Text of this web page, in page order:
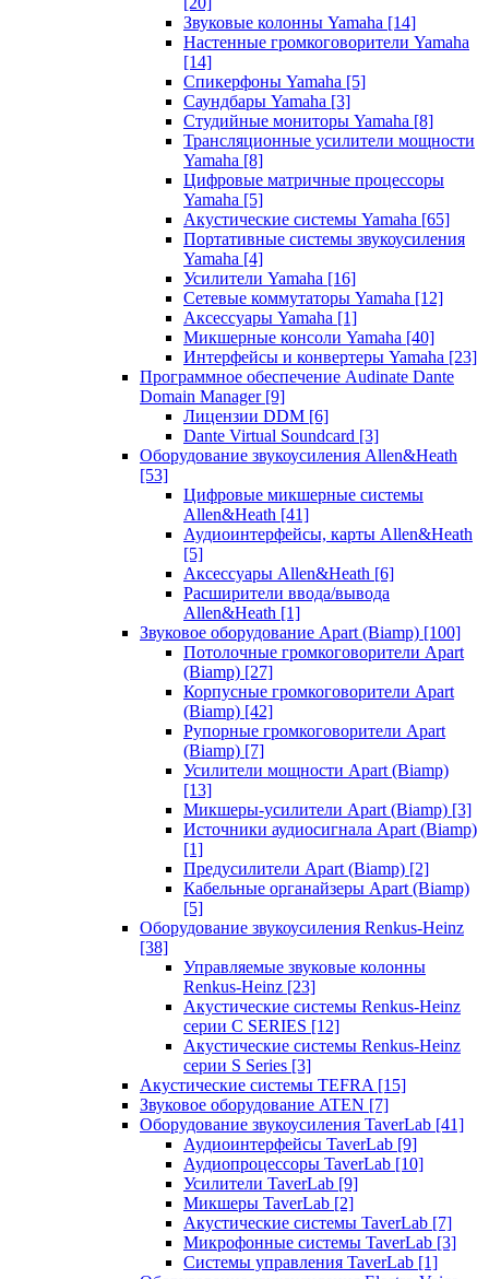
Звуковые колонны Yamaha [14]
Настенные громкоговорители Yamaha
[14]
Спикерфоны Yamaha [5]
Саундбары Yamaha [3]
Студийные мониторы Yamaha [8]
Трансляционные усилители мощности
Yamaha [8]
Цифровые матричные процессоры
Yamaha [5]
Акустические системы Yamaha [65]
Портативные системы звукоусиления
Yamaha [4]
Усилители Yamaha [16]
Сетевые коммутаторы Yamaha [12]
Аксессуары Yamaha [1]
Микшерные консоли Yamaha [40]
Интерфейсы и конвертеры Yamaha [23]
Программное обеспечение Audinate Dante
Domain Manager [9]
Лицензии DDM [6]
Dante Virtual Soundcard [3]
Оборудование звукоусиления Allen&Heath
[53]
Цифровые микшерные системы
Allen&Heath [41]
Аудиоинтерфейсы, карты Allen&Heath
[5]
Аксессуары Allen&Heath [6]
Расширители ввода/вывода
Allen&Heath [1]
Звуковое оборудование Apart (Biamp) [100]
Потолочные громкоговорители Apart
(Biamp) [27]
Корпусные громкоговорители Apart
(Biamp) [42]
Рупорные громкоговорители Apart
(Biamp) [7]
Усилители мощности Apart (Biamp)
[13]
Микшеры-усилители Apart (Biamp) [3]
Источники аудиосигнала Apart (Biamp)
[1]
Предусилители Apart (Biamp) [2]
Кабельные органайзеры Apart (Biamp)
[5]
Оборудование звукоусиления Renkus-Heinz
[38]
Управляемые звуковые колонны
Renkus-Heinz [23]
Акустические системы Renkus-Heinz
серии C SERIES [12]
Акустические системы Renkus-Heinz
серии S Series [3]
Акустические системы TEFRA [15]
Звуковое оборудование ATEN [7]
Оборудование звукоусиления TaverLab [41]
Аудиоинтерфейсы TaverLab [9]
Аудиопроцессоры TaverLab [10]
Усилители TaverLab [9]
Микшеры TaverLab [2]
Акустические системы TaverLab [7]
Микрофонные системы TaverLab [3]
Системы управления TaverLab [1]